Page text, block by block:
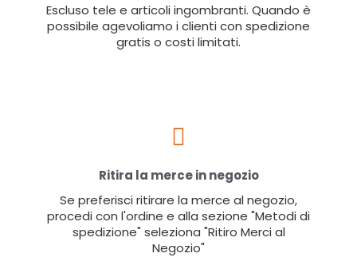
Escluso tele e articoli ingombranti. Quando è
possibile agevoliamo i clienti con spedizione
gratis o costi limitati.
Ritira la merce in negozio
Se preferisci ritirare la merce al negozio,
procedi con l'ordine e alla sezione "Metodi di
spedizione" seleziona "Ritiro Merci al
Negozio"